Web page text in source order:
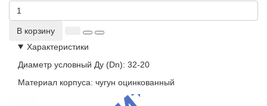
В корзину
Характеристики
Диаметр условный Ду (Dn): 32-20
Материал корпуса: чугун оцинкованный